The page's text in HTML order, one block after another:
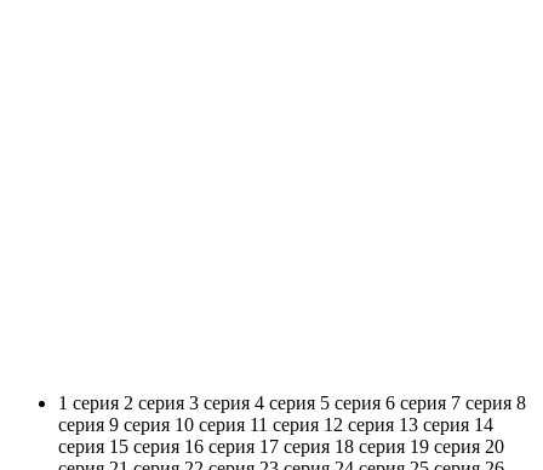
1 серия 2 серия 3 серия 4 серия 5 серия 6 серия 7 серия 8
серия 9 серия 10 серия 11 серия 12 серия 13 серия 14
серия 15 серия 16 серия 17 серия 18 серия 19 серия 20